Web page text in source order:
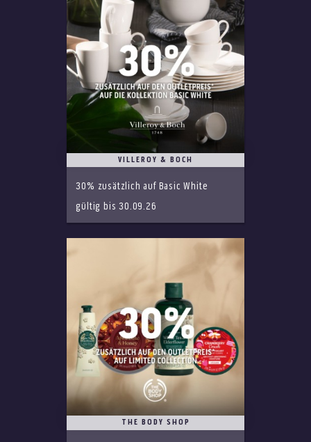
VILLEROY & BOCH
30% zusätzlich auf Basic White
gültig bis 30.09.26
THE BODY SHOP